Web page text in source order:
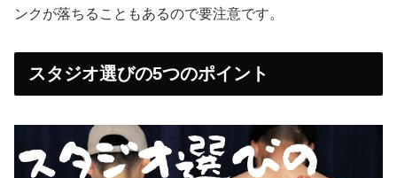
ンクが落ちることもあるので要注意です。
スタジオ選びの5つのポイント